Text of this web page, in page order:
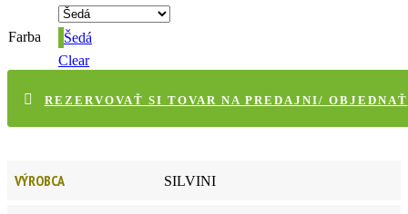
Farba
Šedá
Clear
REZERVOVAŤ SI TOVAR NA PREDAJNI/ OBJEDNAŤ
VÝROBCA SILVINI